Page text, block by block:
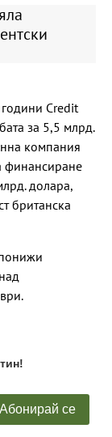
Credit
за 5,5 млрд.
компания
финансиране
долара,
британска